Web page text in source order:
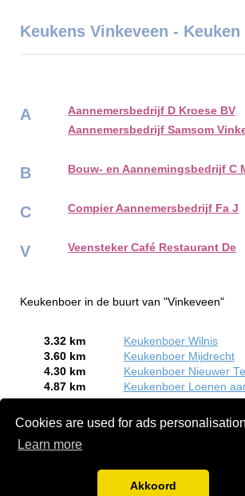
Cookies are used for ads
Learn more
Akkoord
Keukens Vinkeveen - Keuken
A
Aannemersbedrijf D Kroese BV
Aannemersbedrijf Samsom
B Bouw- en Aannemingsbedrijf C
C Compier Aannemersbedrijf Fa J
V Veensteker Café Restaurant De
Keukenboer in de buurt van "Vinkeveen"
3.32 km
Keukenboer Wilnis
3.60 km
Keukenboer Mijdrecht
4.30 km
Keukenboer Nieuwer
4.87 km
Keukenboer Loenen
gratis aan